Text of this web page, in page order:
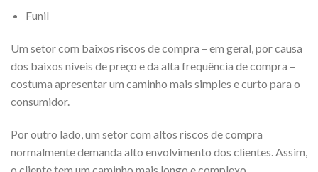
Funil
Um setor com baixos riscos de compra – em geral, por causa
dos baixos níveis de preço e da alta frequência de compra –
costuma apresentar um caminho mais simples e curto para o
consumidor.
Por outro lado, um setor com altos riscos de compra
normalmente demanda alto envolvimento dos clientes. Assim,